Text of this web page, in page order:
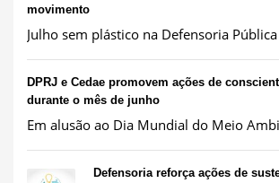
movimento
Julho sem plástico na Defensoria
DPRJ e Cedae promovem ações de
durante o mês de junho
Em alusão ao Dia Mundial do Meio
Defensoria reforça ações de